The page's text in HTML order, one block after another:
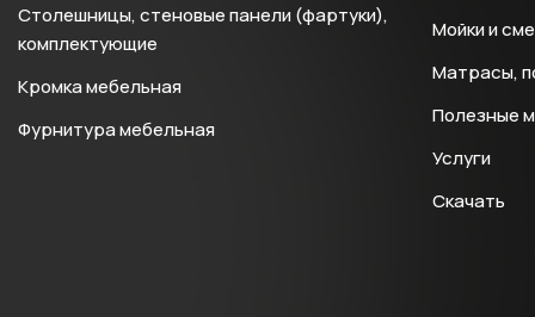
Столешницы, стеновые панели (фартуки),
комплектующие
Кромка мебельная
Фурнитура мебельная
Мойки и
Матрасы,
Полезные
Услуги
Скачать